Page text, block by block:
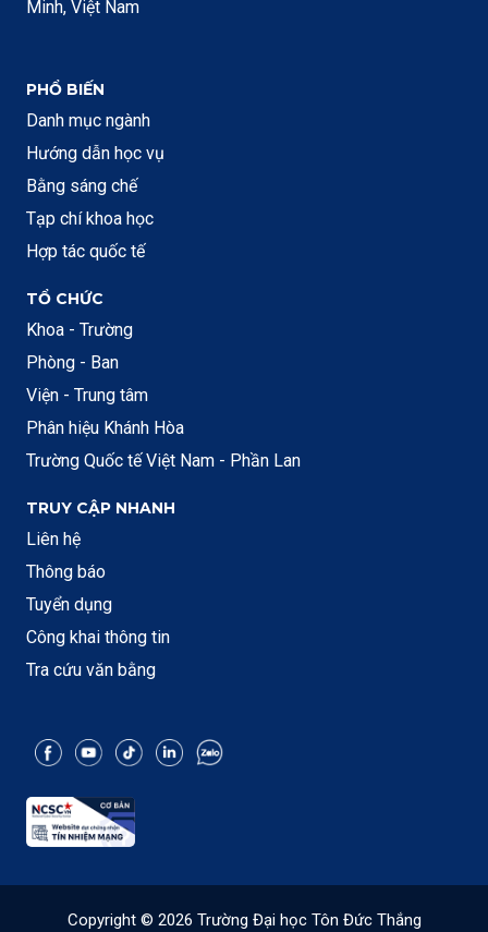
Minh, Việt Nam
PHỔ BIẾN
Danh mục ngành
Hướng dẫn học vụ
Bằng sáng chế
Tạp chí khoa học
Hợp tác quốc tế
TỔ CHỨC
Khoa - Trường
Phòng - Ban
Viện - Trung tâm
Phân hiệu Khánh Hòa
Trường Quốc tế Việt Nam - Phần Lan
TRUY CẬP NHANH
Liên hệ
Thông báo
Tuyển dụng
Công khai thông tin
Tra cứu văn bằng
Copyright © 2026 Trường Đại học Tôn Đức Thắng